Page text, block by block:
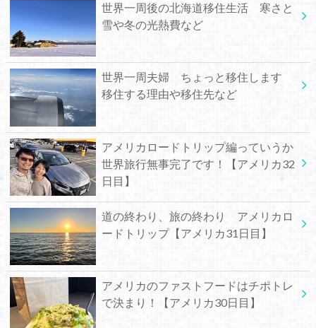
世界一周後の北海道移住生活 寒さと
雪や冬の光熱費など
世界一周夫婦 ちょっと移住します
移住する理由や移住先など
アメリカロードトリップ編っていうか
世界旅行無事完了です！【アメリカ32
日目】
道の終わり、旅の終わり アメリカロ
ードトリップ【アメリカ31日目】
アメリカのファストフードはチポトレ
で決まり！【アメリカ30日目】